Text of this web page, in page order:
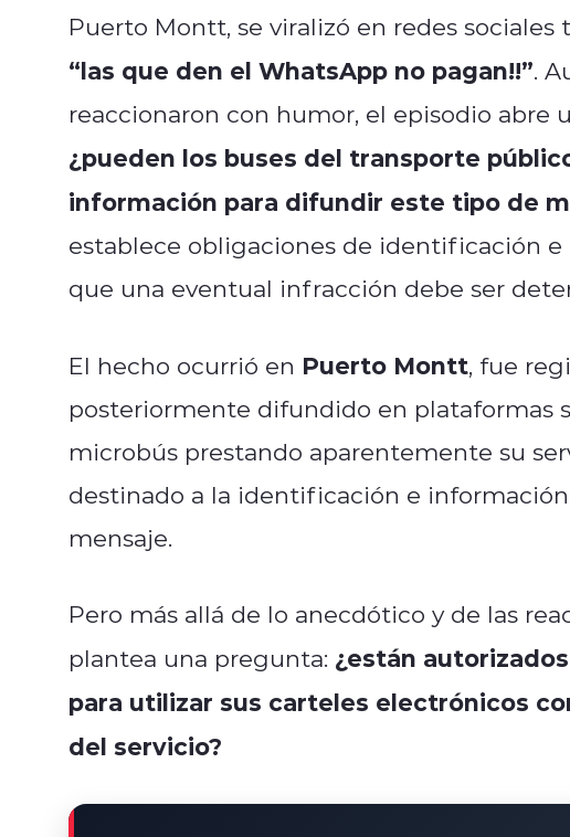
Puerto Montt, se viralizó en redes
“las que den el WhatsApp no pagan!!”.
reaccionaron con humor, el episodio abre
¿pueden los buses del transporte
información para difundir este tipo de
establece obligaciones de identificación
que una eventual infracción debe ser
El hecho ocurrió en Puerto Montt, fue
posteriormente difundido en plataformas
microbús prestando aparentemente su
destinado a la identificación e
mensaje.
Pero más allá de lo anecdótico y de las
plantea una pregunta: ¿están
para utilizar sus carteles electrónicos
del servicio?